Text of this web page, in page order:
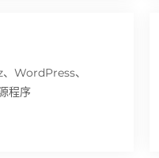
WordPress、
程序